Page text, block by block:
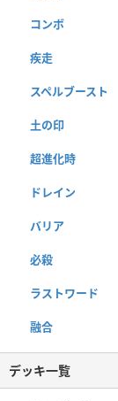
コンボ
疾走
スペルブースト
土の印
超進化時
ドレイン
バリア
必殺
ラストワード
融合
デッキ一覧